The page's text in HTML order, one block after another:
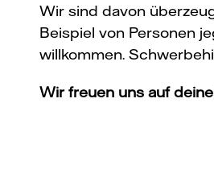
Wir sind davon
Beispiel von Personen
willkommen.
Wir freuen uns auf